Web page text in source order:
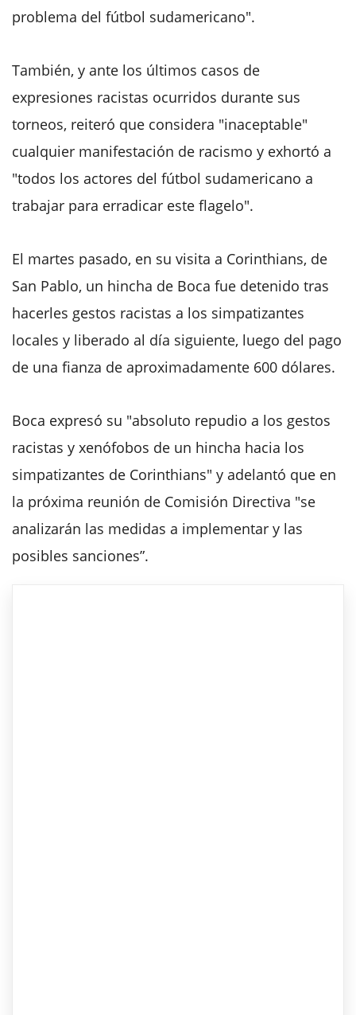
problema del fútbol sudamericano".
También, y ante los últimos casos de
expresiones racistas ocurridos durante sus
torneos, reiteró que considera "inaceptable"
cualquier manifestación de racismo y exhortó a
"todos los actores del fútbol sudamericano a
trabajar para erradicar este flagelo".
El martes pasado, en su visita a Corinthians, de
San Pablo, un hincha de Boca fue detenido tras
hacerles gestos racistas a los simpatizantes
locales y liberado al día siguiente, luego del pago
de una fianza de aproximadamente 600 dólares.
Boca expresó su "absoluto repudio a los gestos
racistas y xenófobos de un hincha hacia los
simpatizantes de Corinthians" y adelantó que en
la próxima reunión de Comisión Directiva "se
analizarán las medidas a implementar y las
posibles sanciones”.